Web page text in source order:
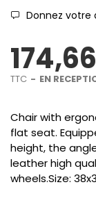
Donnez votre
TTC EN
Chair with
flat seat.
height, the
leather high
wheels.Size: